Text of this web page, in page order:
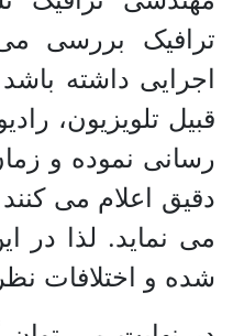
ترافیک بررسی می
اجرایی داشته
قبیل تلویزیون،
رسانی نموده و
دقیق اعلام می
می نماید. لذا در
شده و اختلافات